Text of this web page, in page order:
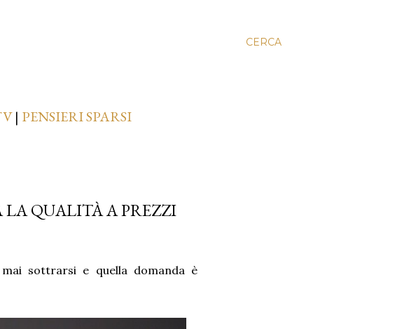
CERCA
| PENSIERI SPARSI
QUALITÀ A PREZZI
sottrarsi e quella domanda è